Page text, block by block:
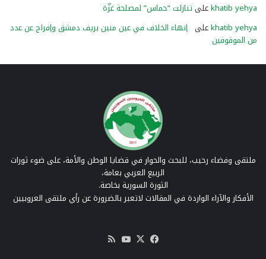
khatib yehyaعلى تنازلت “حماس” لمصلحة غزّة
khatib yehyaعلى إنهاء الخلاف في عين منين بريف دمشق وإفراج عن عدد
من الموقوفين
ملتقى وفضاء رحيب، للبحث والحوار في قضايا الوطن والأمة، على ضوء ثورات
الربيع العربي بعامة،
الثورة السورية بخاصة.
الأفكار والآراء الواردة في المقالات لاتعبر بالضرورة عن رأي ملتقى العروبيين
فيسبوك
‫X
‫YouTube